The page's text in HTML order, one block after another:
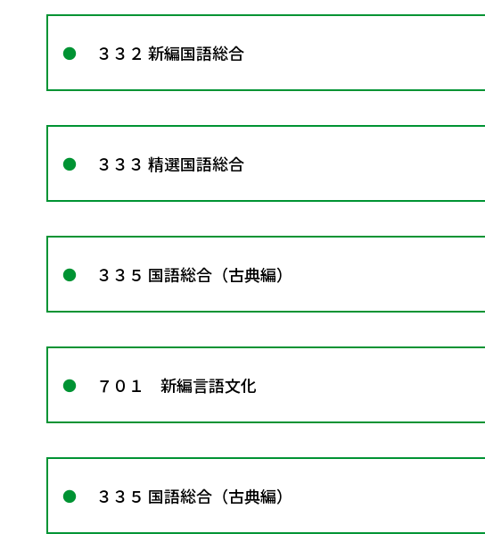
３３２ 新編国語総合
３３３ 精選国語総合
３３５ 国語総合（古典編）
７０１ 新編言語文化
３３５ 国語総合（古典編）